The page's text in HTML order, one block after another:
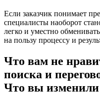
Если заказчик понимает
специалисты наоборот
легко и уместно
на пользу процессу и
Что вам не
поиска и
Что вы